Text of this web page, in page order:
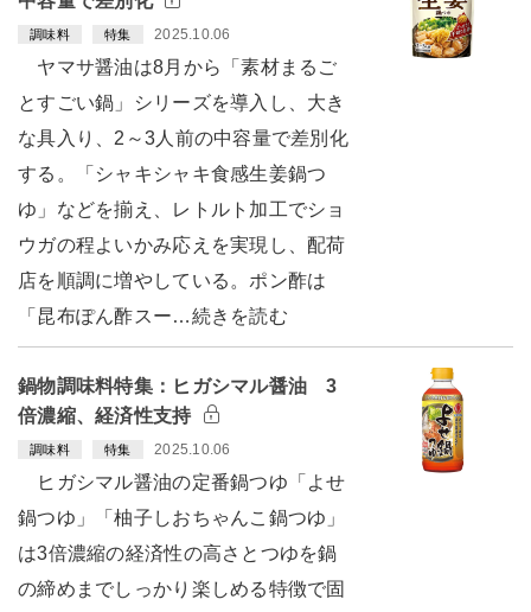
調味料 特集 2025.10.06
ヤマサ醤油は8月から「素材まるご
とすごい鍋」シリーズを導入し、大き
な具入り、2～3人前の中容量で差別化
する。「シャキシャキ食感生姜鍋つ
ゆ」などを揃え、レトルト加工でショ
ウガの程よいかみ応えを実現し、配荷
店を順調に増やしている。ポン酢は
「昆布ぽん酢スー…続きを読む
鍋物調味料特集：ヒガシマル醤油 3
倍濃縮、経済性支持
調味料 特集 2025.10.06
ヒガシマル醤油の定番鍋つゆ「よせ
鍋つゆ」「柚子しおちゃんこ鍋つゆ」
は3倍濃縮の経済性の高さとつゆを鍋
の締めまでしっかり楽しめる特徴で固